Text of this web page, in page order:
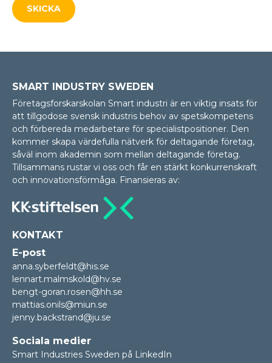
SMART INDUSTRY SWEDEN
Företagsforskarskolan Smart industri är en viktig insats för
att tillgodose svensk industris behov av spetskompetens
och förbereda medarbetare för specialistpositioner. Den
kommer skapa värdefulla nätverk för deltagande företag,
såväl inom akademin som mellan delta­gan­de företag.
Tillsammans rustar vi oss och får en stärkt konkurrenskraft
och innovationsförmåga. Finansieras av:
KONTAKT
E-post
anna.syberfeldt@his.se
lennart.malmskold@hv.se
bengt-goran.rosen@hh.se
mattias.onils@miun.se
jenny.backstrand@ju.se
Sociala medier
Smart Industries Sweden på LinkedIn